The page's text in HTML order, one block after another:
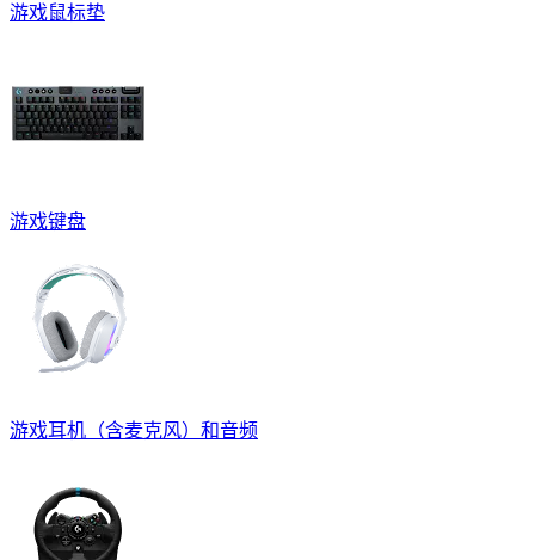
游戏鼠标垫
游戏键盘
游戏耳机（含麦克风）和音频